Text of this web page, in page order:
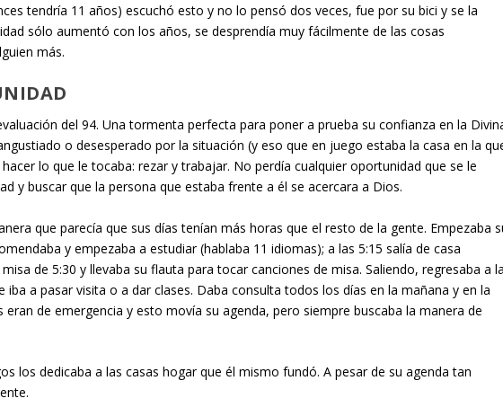
tendría 11 años) escuchó esto y no lo pensó dos veces, fue por su bici y se la
sólo aumentó con los años, se desprendía muy fácilmente de las cosas
más.
del 94. Una tormenta perfecta para poner a prueba su confianza en la
o desesperado por la situación (y eso que en juego estaba la casa en la
lo que le tocaba: rezar y trabajar. No perdía cualquier oportunidad que se le
y buscar que la persona que estaba frente a él se acercara a Dios.
que parecía que sus días tenían más horas que el resto de la gente. Empezaba
y empezaba a estudiar (hablaba 11 idiomas); a las 5:15 salía de casa
de 5:30 y llevaba su flauta para tocar canciones de misa. Saliendo, regresaba a
iba a pasar visita o a dar clases. Daba consulta todos los días en la mañana y en la
eran de emergencia y esto movía su agenda, pero siempre buscaba la manera de
los dedicaba a las casas hogar que él mismo fundó. A pesar de su agenda tan